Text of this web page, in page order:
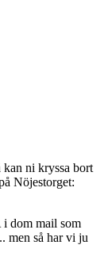
ni kryssa bort
Nöjestorget:
dom mail som
men så har vi ju